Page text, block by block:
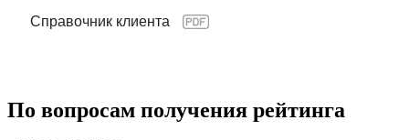
Справочник клиента
По вопросам получения рейтинга